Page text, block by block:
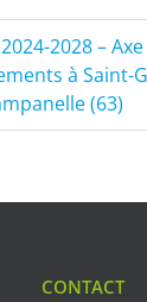
2028 –
à Saint-
(63)
CONTACT